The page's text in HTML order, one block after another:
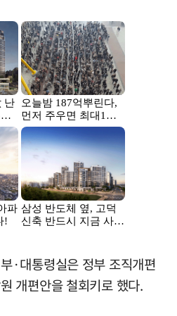
·대통령실은 정부 조직개편
개편안을 철회키로 했다.